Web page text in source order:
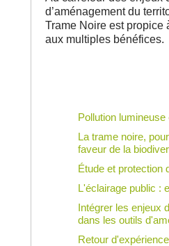
d’aménagement du
Trame Noire est propice
aux multiples bénéfices.
Pollution
La trame noire,
faveur de la
Étude et protection
L'éclairage public :
Intégrer les enjeux
dans les outils
Retour